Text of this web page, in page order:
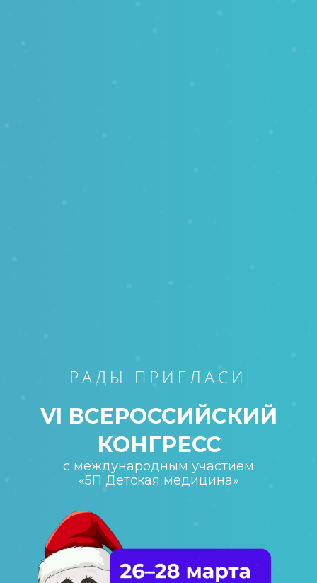
РАДЫ ПРИГЛАСИТЬ
VI ВСЕРОССИЙСКИЙ
КОНГРЕСС
с международным участием
«5П Детская медицина»